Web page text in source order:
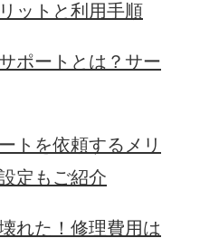
ットと利用手順
ポートとは？サー
トを依頼するメリ
定もご紹介
れた！修理費用は